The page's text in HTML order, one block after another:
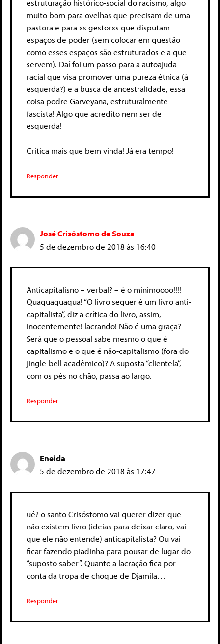
estruturação histórico-social do racismo, algo
muito bom para ovelhas que precisam de uma
pastora e para xs gestorxs que disputam
espaços de poder (sem colocar em questão
como esses espaços são estruturados e a que
servem). Daí foi um passo para a autoajuda
racial que visa promover uma pureza étnica (à
esquerda?) e a busca de ancestralidade, essa
coisa podre Garveyana, estruturalmente
fascista! Algo que acredito nem ser de
esquerda!
Crítica mais que bem vinda! Já era tempo!
Responder
José Crisóstomo de Souza
5 de dezembro de 2018 às 16:40
Anticapitalisno – verbal? – é o mínimoooo!!!!
Quaquaquaqua! “O livro sequer é um livro anti-
capitalista”, diz a crítica do livro, assim,
inocentemente! lacrando! Não é uma graça?
Será que o pessoal sabe mesmo o que é
capitalismo e o que é não-capitalismo (fora do
jingle-bell acadêmico)? A suposta “clientela”,
com os pés no chão, passa ao largo.
Responder
Eneida
5 de dezembro de 2018 às 17:47
ué? o santo Crisóstomo vai querer dizer que
não existem livro (ideias para deixar claro, vai
que ele não entende) anticapitalista? Ou vai
ficar fazendo piadinha para pousar de lugar do
“suposto saber”. Quanto a lacração fica por
conta da tropa de choque de Djamila…
Responder